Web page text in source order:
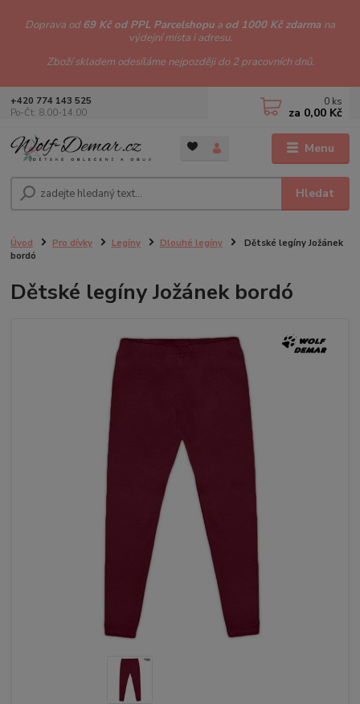
Doprava od69 Kč od PPL Parcelshopu a od 1000 Kč zdarma na
výdejní místa i adresu.
Zboží skladem odesíláme nejpozději do 2 pracovních dnů.
Menu
Hledat
+420 774 143 525
Po-Čt: 8.00-14.00
0 ks
za 0,00 Kč
Úvod Pro dívky Legíny Dlouhé legíny
Dětské legíny Jožánek
bordó
Dětské legíny Jožánek bordó